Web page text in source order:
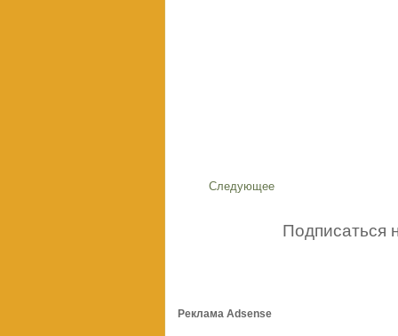
Следующее
Подписаться
Реклама Adsense